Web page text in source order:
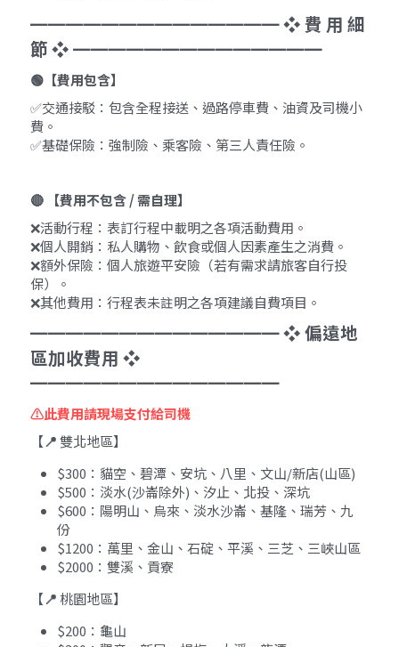
━━━━━━━━━━━━━━ ❖ 費 用 細
節 ❖ ━━━━━━━━━━━━━━
🟢【費用包含】
✅交通接駁：包含全程接送、過路停車費、油資及司機小
費。
✅基礎保險：強制險、乘客險、第三人責任險。
🔴 【費用不包含 / 需自理】
❌活動行程：表訂行程中載明之各項活動費用。
❌個人開銷：私人購物、飲食或個人因素產生之消費。
❌額外保險：個人旅遊平安險（若有需求請旅客自行投
保）。
❌其他費用：行程表未註明之各項建議自費項目。
━━━━━━━━━━━━━━ ❖ 偏遠地
區加收費用 ❖
━━━━━━━━━━━━━━
⚠️此費用請現場支付給司機
【📍 雙北地區】
$300：貓空、碧潭、安坑、八里、文山/新店(山區)
$500：淡水(沙崙除外)、汐止、北投、深坑
$600：陽明山、烏來、淡水沙崙、基隆、瑞芳、九
份
$1200：萬里、金山、石碇、平溪、三芝、三峽山區
$2000：雙溪、貢寮
【📍 桃園地區】
$200：龜山